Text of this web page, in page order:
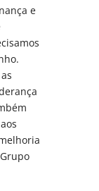
e